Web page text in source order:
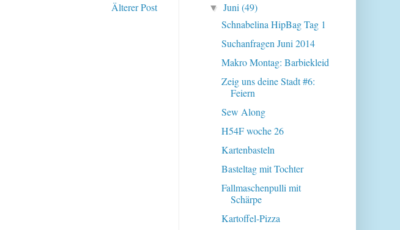
Älterer Post ▼Juni(49)
Schnabelina HipBag Tag 1
Suchanfragen Juni 2014
Makro Montag: Barbiekleid
Zeig uns deine Stadt #6:
Feiern
Sew Along
H54F woche 26
Kartenbasteln
Basteltag mit Tochter
Fallmaschenpulli mit
Schärpe
Kartoffel-Pizza